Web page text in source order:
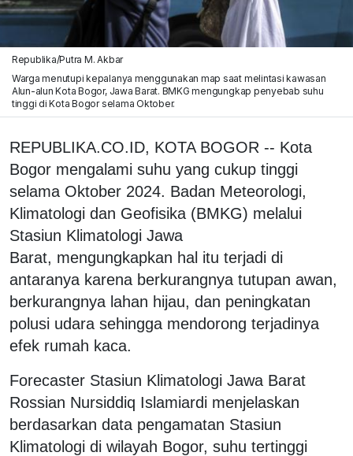
Republika/Putra M. Akbar
Warga menutupi kepalanya menggunakan map saat melintasi kawasan
Alun-alun Kota Bogor, Jawa Barat. BMKG mengungkap penyebab suhu
tinggi di Kota Bogor selama Oktober.
REPUBLIKA.CO.ID, KOTA BOGOR -- Kota
Bogor mengalami suhu yang cukup tinggi
selama Oktober 2024. Badan Meteorologi,
Klimatologi dan Geofisika (BMKG) melalui
Stasiun Klimatologi Jawa
Barat, mengungkapkan hal itu terjadi di
antaranya karena berkurangnya tutupan awan,
berkurangnya lahan hijau, dan peningkatan
polusi udara sehingga mendorong terjadinya
efek rumah kaca.
Forecaster Stasiun Klimatologi Jawa Barat
Rossian Nursiddiq Islamiardi menjelaskan
berdasarkan data pengamatan Stasiun
Klimatologi di wilayah Bogor, suhu tertinggi